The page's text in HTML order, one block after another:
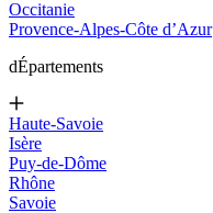
Occitanie
Provence-Alpes-Côte d’Azur
dÉpartements
Haute-Savoie
Isère
Puy-de-Dôme
Rhône
Savoie